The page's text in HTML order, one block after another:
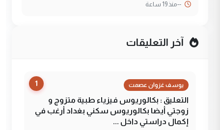
--منذ 19 ساعة
آخر التعليقات
1 يوسف غزوان عصمت
التعليق : بكالوريوس فيزياء طبية متزوج و
زوجتي أيضا بكالوريوس سكني بغداد أرغب في
إكمال دراستي داخل ...